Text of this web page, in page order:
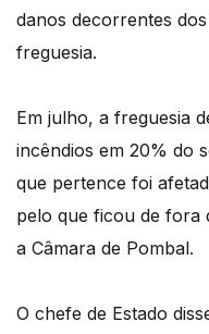
danos decorrentes
freguesia.
Em julho, a freguesia
incêndios em 20% do
que pertence foi
pelo que ficou de fora
a Câmara de Pombal.
O chefe de Estado